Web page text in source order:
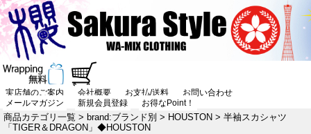
実店舗のご案内 会社概要 お支払/送料
お問い合わせ
メールマガジン
新規会員登録 お得なPoint！
商品カテゴリ一覧 > brand:ブランド別 > HOUSTON > 半袖スカシャツ
「TIGER＆DRAGON」◆HOUSTON